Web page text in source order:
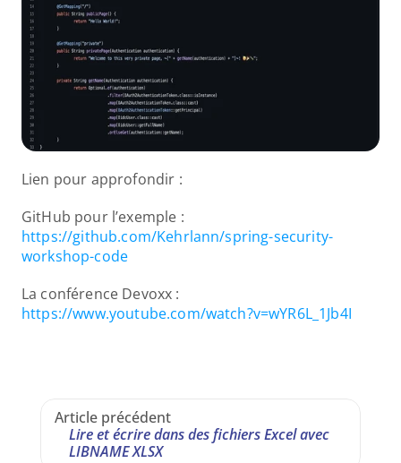
Lien pour approfondir :
https://github.com/Kehrlann/spring-security-
workshop-code
https://www.youtube.com/watch?v=wYR6L_1Jb4I
Article précédent
Lire et écrire dans des fichiers Excel avec
LIBNAME XLSX